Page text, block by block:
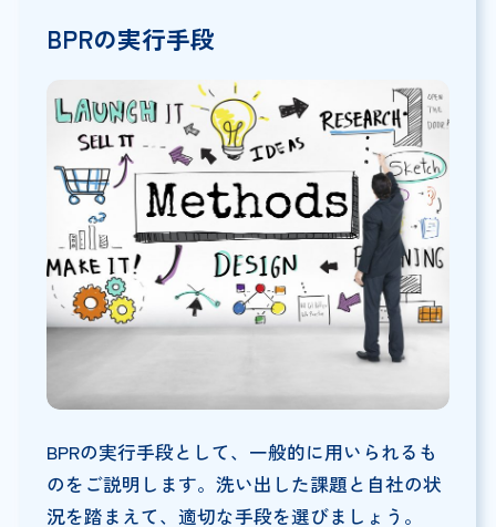
BPRの実行手段
BPRの実行手段として、一般的に用いられるも
のをご説明します。洗い出した課題と自社の状
況を踏まえて、適切な手段を選びましょう。